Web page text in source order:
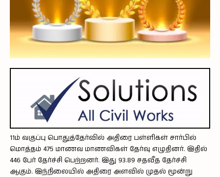
11ம் வகுப்பு பொதுத்தேர்வில் அதிரை பள்ளிகள் சார்பில்
மொத்தம் 475 மாணவ மாணவிகள் தேர்வு எழுதினர். இதில்
446 பேர் தேர்ச்சி பெற்றனர். இது 93.89 சதவீத தேர்ச்சி
ஆகும். இந்நிலையில் அதிரை அளவில் முதல் மூன்று